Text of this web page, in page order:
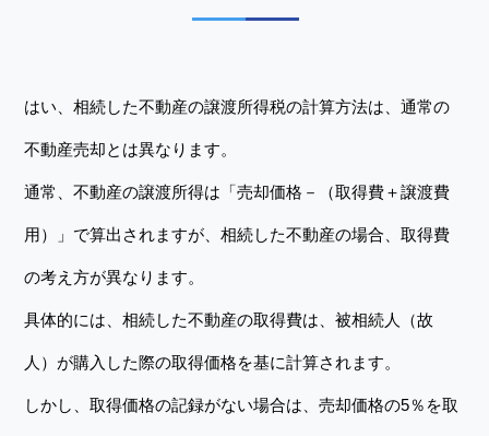
はい、相続した不動産の譲渡所得税の計算方法は、通常の
不動産売却とは異なります。
通常、不動産の譲渡所得は「売却価格－（取得費＋譲渡費
用）」で算出されますが、相続した不動産の場合、取得費
の考え方が異なります。
具体的には、相続した不動産の取得費は、被相続人（故
人）が購入した際の取得価格を基に計算されます。
しかし、取得価格の記録がない場合は、売却価格の5％を取